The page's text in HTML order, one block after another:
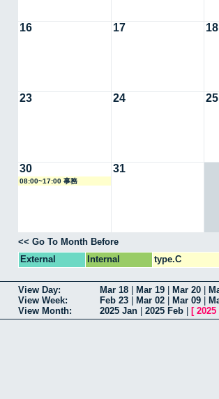
16 17 18
23 24 25
30
08:00~17:00 事務
31
<< Go To Month Before
External
Internal type.C
View Day: Mar 18 Mar 19 Mar 20
View Week:
Feb 23 Mar 02 Mar 09
View Month:
2025 Jan 2025 Feb [ 2025